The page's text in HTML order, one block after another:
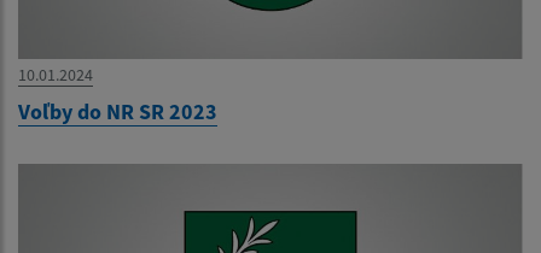
10.01.2024
Voľby do NR SR 2023